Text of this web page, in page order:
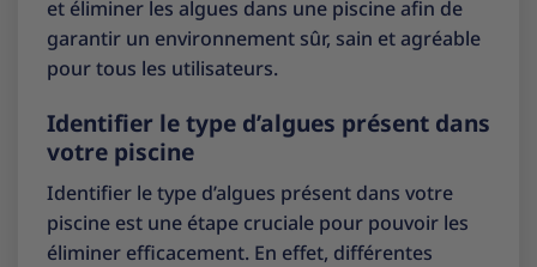
et éliminer les algues dans une piscine afin de
garantir un environnement sûr, sain et agréable
pour tous les utilisateurs.
Identifier le type d’algues présent dans
votre piscine
Identifier le type d’algues présent dans votre
piscine est une étape cruciale pour pouvoir les
éliminer efficacement. En effet, différentes